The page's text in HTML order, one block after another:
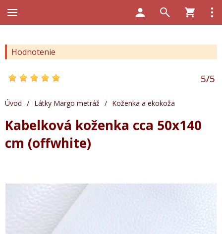
Hodnotenie
5/5
Úvod / Látky Margo metráž / Koženka a ekokoža
Kabelková koženka cca 50x140
cm (offwhite)